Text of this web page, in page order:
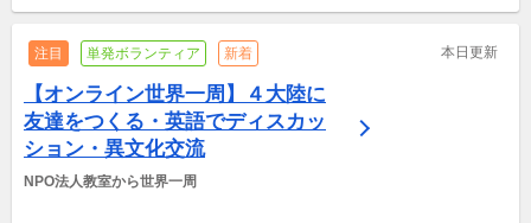
注目 単発ボランティア 新着 本日更新
【オンライン世界一周】４大陸に
友達をつくる・英語でディスカッ
ション・異文化交流
NPO法人教室から世界一周